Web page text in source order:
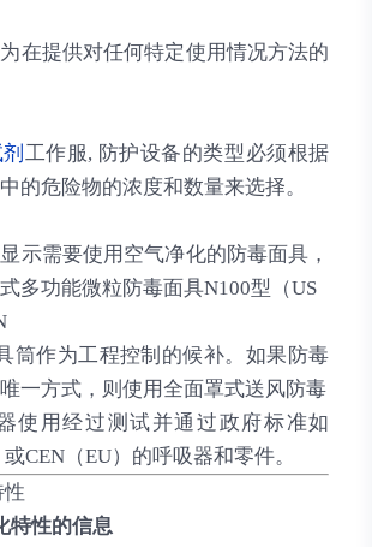
在提供对任何特定使用情况方法的
工作服, 防护设备的类型必须根据
的危险物的浓度和数量来选择。
示需要使用空气净化的防毒面具，
多功能微粒防毒面具N100型（US
筒作为工程控制的候补。如果防毒
一方式，则使用全面罩式送风防毒
使用经过测试并通过政府标准如
CEN（EU）的呼吸器和零件。
性
特性的信息